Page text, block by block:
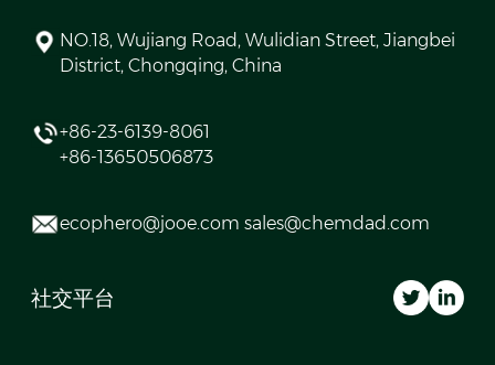
NO.18, Wujiang Road, Wulidian Street, Jiangbei
District, Chongqing, China
+86-23-6139-8061
+86-13650506873
ecophero@jooe.com sales@chemdad.com
社交平台